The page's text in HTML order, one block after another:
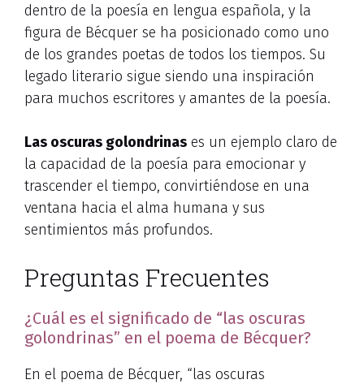
dentro de la poesía en lengua española, y la
figura de Bécquer se ha posicionado como uno
de los grandes poetas de todos los tiempos. Su
legado literario sigue siendo una inspiración
para muchos escritores y amantes de la poesía.
Las oscuras golondrinas es un ejemplo claro de
la capacidad de la poesía para emocionar y
trascender el tiempo, convirtiéndose en una
ventana hacia el alma humana y sus
sentimientos más profundos.
Preguntas Frecuentes
¿Cuál es el significado de “las oscuras
golondrinas” en el poema de Bécquer?
En el poema de Bécquer, “las oscuras